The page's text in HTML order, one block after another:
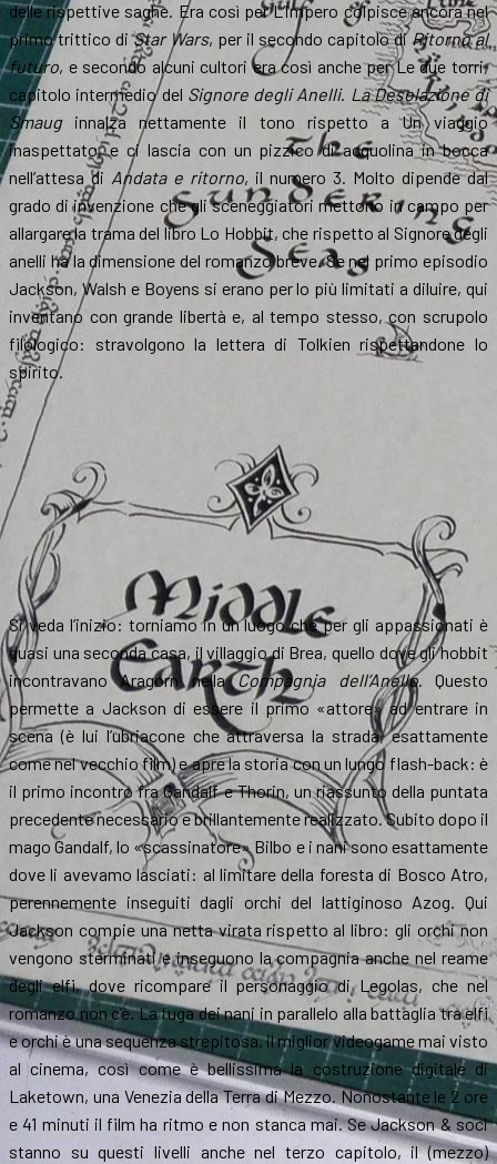
delle rispettive saghe. Era così per L’impero colpisce ancora nel
primo trittico diStar Wars, per il secondo capitolo diRitorno al
futuro, e secondo alcuni cultori era così anche per Le due torri,
capitolo intermedio del Signore degli Anelli. La Desolazione di
Smauginnalza nettamente il tono rispetto a Un viaggio
inaspettato, e ci lascia con un pizzico di acquolina in bocca
nell’attesa di Andata e ritorno, il numero 3. Molto dipende dal
grado di invenzione che gli sceneggiatori mettono in campo per
allargare la trama del libro Lo Hobbit, che rispetto al Signore degli
anelli ha la dimensione del romanzo breve. Se nel primo episodio
Jackson, Walsh e Boyens si erano per lo più limitati a diluire, qui
inventano con grande libertà e, al tempo stesso, con scrupolo
filologico: stravolgono la lettera di Tolkien rispettandone lo
spirito.
Si veda l’inizio: torniamo in un luogo che per gli appassionati è
quasi una seconda casa, il villaggio di Brea, quello dove gli hobbit
incontravano Aragorn nellaCompagnia dell’Anello. Questo
permette a Jackson di essere il primo «attore» ad entrare in
scena (è lui l’ubriacone che attraversa la strada, esattamente
come nel vecchio film) e apre la storia con un lungo flash-back: è
il primo incontro fra Gandalf e Thorin, un riassunto della puntata
precedente necessario e brillantemente realizzato. Subito dopo il
mago Gandalf, lo «scassinatore» Bilbo e i nani sono esattamente
dove li avevamo lasciati: al limitare della foresta di Bosco Atro,
perennemente inseguiti dagli orchi del lattiginoso Azog. Qui
Jackson compie una netta virata rispetto al libro: gli orchi non
vengono sterminati e inseguono la compagnia anche nel reame
degli elfi, dove ricompare il personaggio di Legolas, che nel
romanzo non c’è. La fuga dei nani in parallelo alla battaglia tra elfi
e orchi è una sequenza strepitosa, il miglior videogame mai visto
al cinema, così come è bellissima la costruzione digitale di
Laketown, una Venezia della Terra di Mezzo. Nonostante le 2 ore
e 41 minuti il film ha ritmo e non stanca mai. Se Jackson & soci
stanno su questi livelli anche nel terzo capitolo, il (mezzo)